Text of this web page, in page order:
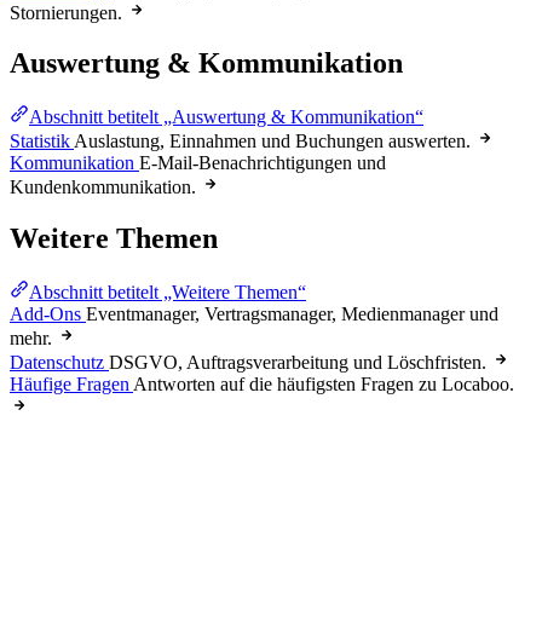
Stornierungen.
Auswertung & Kommunikation
Abschnitt betitelt „Auswertung & Kommunikation“
Statistik Auslastung, Einnahmen und Buchungen auswerten.
Kommunikation E-Mail-Benachrichtigungen und
Kundenkommunikation.
Weitere Themen
Abschnitt betitelt „Weitere Themen“
Add-Ons Eventmanager, Vertragsmanager, Medienmanager und
mehr.
Datenschutz DSGVO, Auftragsverarbeitung und Löschfristen.
Häufige Fragen Antworten auf die häufigsten Fragen zu Locaboo.